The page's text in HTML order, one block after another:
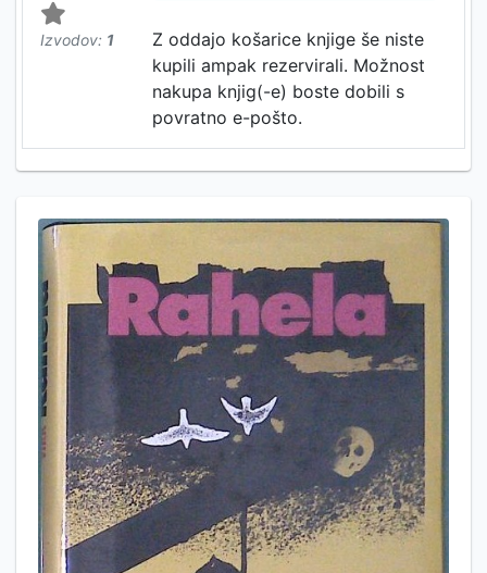
Izvodov: 1
Z oddajo košarice knjige še niste
kupili ampak rezervirali. Možnost
nakupa knjig(-e) boste dobili s
povratno e-pošto.